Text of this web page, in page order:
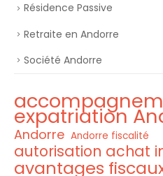
Résidence Passive
Retraite en Andorre
Société Andorre
expatriation
Andorre Andorre fiscalité
autorisation achat
avantages